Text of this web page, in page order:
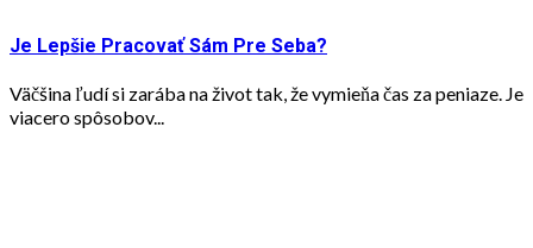
Je Lepšie Pracovať Sám Pre Seba?
Väčšina ľudí si zarába na život tak, že vymieňa čas za peniaze. Je
viacero spôsobov...